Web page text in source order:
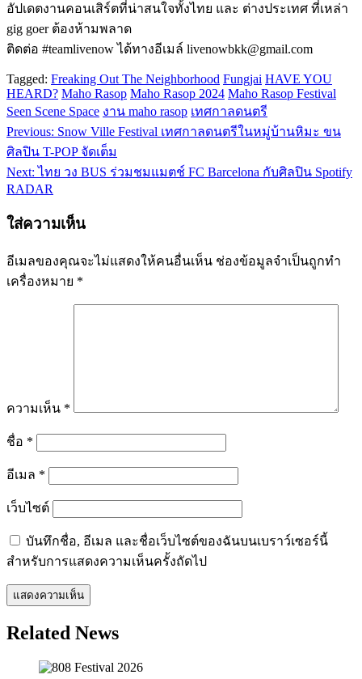
อัปเดตงานคอนเสิร์ตที่น่าสนใจทั้งไทย และ ต่างประเทศ ที่เหล่า
gig goer ต้องห้ามพลาด
ติดต่อ #teamlivenow ได้ทางอีเมล์ livenowbkk@gmail.com
Tagged: Freaking Out The Neighborhood Fungjai HAVE YOU
HEARD? Maho Rasop Maho Rasop 2024 Maho Rasop Festival
Seen Scene Space งาน maho rasop เทศกาลดนตรี
แนะแนว
เรื่อง
Previous: Snow Ville Festival เทศกาลดนตรีในหมู่บ้านหิมะ ขน
ศิลปิน T-POP จัดเต็ม
Next: ไทย วง BUS ร่วมชมแมตช์ FC Barcelona กับศิลปิน Spotify
RADAR
ใส่ความเห็น
อีเมลของคุณจะไม่แสดงให้คนอื่นเห็น ช่องข้อมูลจำเป็นถูกทำ
เครื่องหมาย *
ความเห็น *
ชื่อ *
อีเมล *
เว็บไซต์
บันทึกชื่อ, อีเมล และชื่อเว็บไซต์ของฉันบนเบราว์เซอร์นี้
สำหรับการแสดงความเห็นครั้งถัดไป
Related News